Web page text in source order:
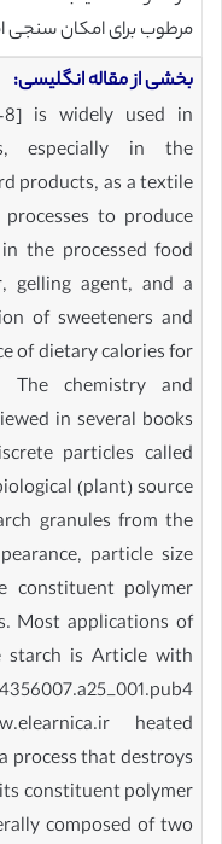
مرطوب برای امکان
بخشی از مقاله انگلیسی:
8] is widely used in
especially in the
products, as a textile
to produce
the processed food
gelling agent, and a
of sweeteners and
of dietary calories for
The chemistry and
in several books
particles called
(plant) source
granules from the
particle size
constituent polymer
Most applications of
starch is Article with
heated
process that destroys
constituent polymer
composed of two